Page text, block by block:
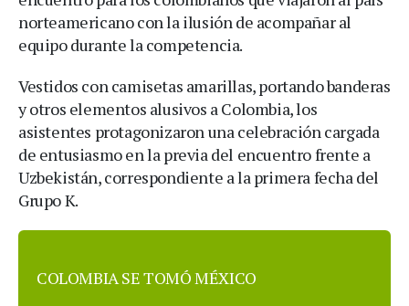
norteamericano con la ilusión de acompañar al
equipo durante la competencia.
Vestidos con camisetas amarillas, portando banderas
y otros elementos alusivos a Colombia, los
asistentes protagonizaron una celebración cargada
de entusiasmo en la previa del encuentro frente a
Uzbekistán, correspondiente a la primera fecha del
Grupo K.
COLOMBIA SE TOMÓ MÉXICO